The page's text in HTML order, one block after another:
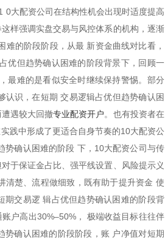
0大配资公司在结构性机会出现时适度提高
样强调实盘交易与风控体系的机构，逐渐
的阶段阶段，从最 新资金曲线对比看，
优但趋势确认困难的阶段背景下，回顾一
最难的是看似安全时继续保持警惕。部分
识，在短期 交易逻辑占优但趋势确认困
遇较大回撤专业配资开户。也有投资者在
践中形成了更适合自身节奏的10大配资公
势确认困难的阶段 下，10大配资公司与传
于保证金占比、强平线设置、风险提示义
清楚、流程做细致，既有助于提升资金 使
期交易逻 辑占优但趋势确认困难的阶段背
户高出30%–50%， 极端收益目标往往伴
势确认困难的阶段阶段，账 户净值对短期